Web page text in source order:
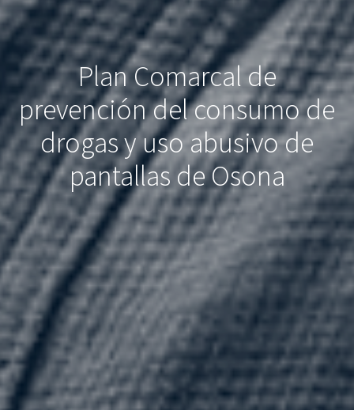
Plan Comarcal de
prevención del consumo de
drogas y uso abusivo de
pantallas de Osona